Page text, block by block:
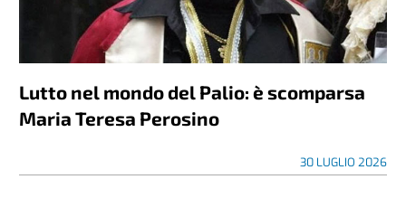
Lutto nel mondo del Palio: è scomparsa
Maria Teresa Perosino
30 LUGLIO 2026